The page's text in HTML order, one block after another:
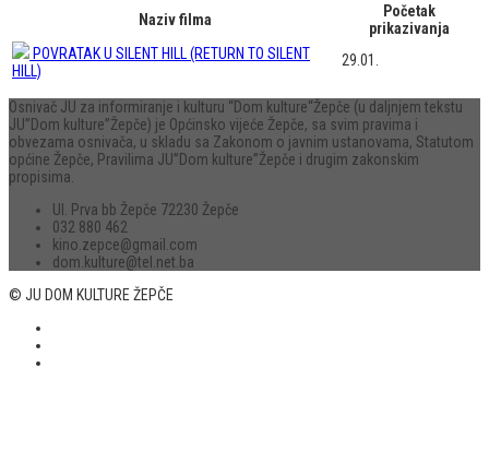
Naziv filma
Početak
prikazivanja
POVRATAK U SILENT HILL (RETURN TO SILENT
HILL)
29.01.
Osnivač JU za informiranje i kulturu “Dom kulture“Žepče (u daljnjem tekstu
JU”Dom kulture”Žepče) je Općinsko vijeće Žepče, sa svim pravima i
obvezama osnivača, u skladu sa Zakonom o javnim ustanovama, Statutom
općine Žepče, Pravilima JU”Dom kulture”Žepče i drugim zakonskim
propisima.
Ul. Prva bb Žepče 72230 Žepče
032 880 462
kino.zepce@gmail.com
dom.kulture@tel.net.ba
© JU DOM KULTURE ŽEPČE